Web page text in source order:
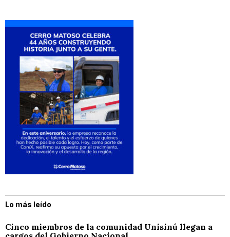
Lo más leído
Cinco miembros de la comunidad Unisinú llegan a